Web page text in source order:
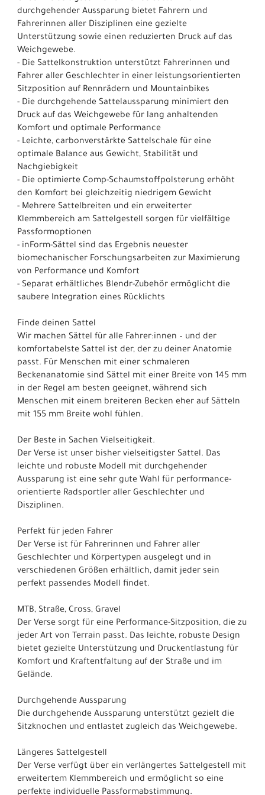
durchgehender Aussparung bietet Fahrern und
Fahrerinnen aller Disziplinen eine gezielte
Unterstützung sowie einen reduzierten Druck auf das
Weichgewebe.
- Die Sattelkonstruktion unterstützt Fahrerinnen und
Fahrer aller Geschlechter in einer leistungsorientierten
Sitzposition auf Rennrädern und Mountainbikes
- Die durchgehende Sattelaussparung minimiert den
Druck auf das Weichgewebe für lang anhaltenden
Komfort und optimale Performance
- Leichte, carbonverstärkte Sattelschale für eine
optimale Balance aus Gewicht, Stabilität und
Nachgiebigkeit
- Die optimierte Comp-Schaumstoffpolsterung erhöht
den Komfort bei gleichzeitig niedrigem Gewicht
- Mehrere Sattelbreiten und ein erweiterter
Klemmbereich am Sattelgestell sorgen für vielfältige
Passformoptionen
- inForm-Sättel sind das Ergebnis neuester
biomechanischer Forschungsarbeiten zur Maximierung
von Performance und Komfort
- Separat erhältliches Blendr-Zubehör ermöglicht die
saubere Integration eines Rücklichts
Finde deinen Sattel
Wir machen Sättel für alle Fahrer:innen – und der
komfortabelste Sattel ist der, der zu deiner Anatomie
passt. Für Menschen mit einer schmaleren
Beckenanatomie sind Sättel mit einer Breite von 145 mm
in der Regel am besten geeignet, während sich
Menschen mit einem breiteren Becken eher auf Sätteln
mit 155 mm Breite wohl fühlen.
Der Beste in Sachen Vielseitigkeit.
Der Verse ist unser bisher vielseitigster Sattel. Das
leichte und robuste Modell mit durchgehender
Aussparung ist eine sehr gute Wahl für performance-
orientierte Radsportler aller Geschlechter und
Disziplinen.
Perfekt für jeden Fahrer
Der Verse ist für Fahrerinnen und Fahrer aller
Geschlechter und Körpertypen ausgelegt und in
verschiedenen Größen erhältlich, damit jeder sein
perfekt passendes Modell findet.
MTB, Straße, Cross, Gravel
Der Verse sorgt für eine Performance-Sitzposition, die zu
jeder Art von Terrain passt. Das leichte, robuste Design
bietet gezielte Unterstützung und Druckentlastung für
Komfort und Kraftentfaltung auf der Straße und im
Gelände.
Durchgehende Aussparung
Die durchgehende Aussparung unterstützt gezielt die
Sitzknochen und entlastet zugleich das Weichgewebe.
Längeres Sattelgestell
Der Verse verfügt über ein verlängertes Sattelgestell mit
erweitertem Klemmbereich und ermöglicht so eine
perfekte individuelle Passformabstimmung.